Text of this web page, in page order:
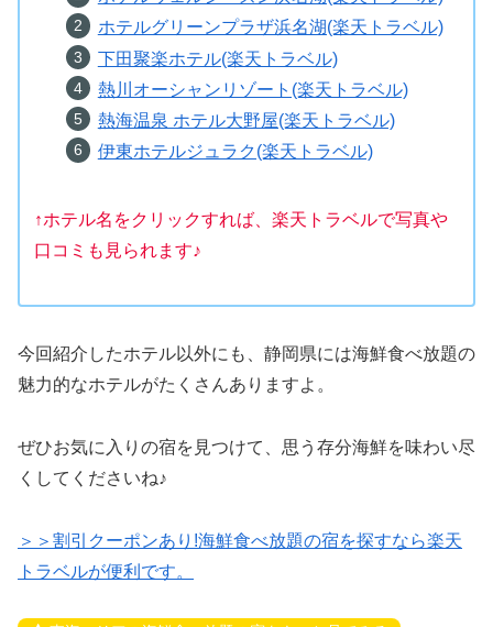
ホテルグリーンプラザ浜名湖(楽天トラベル)
下田聚楽ホテル(楽天トラベル)
熱川オーシャンリゾート(楽天トラベル)
熱海温泉 ホテル大野屋(楽天トラベル)
伊東ホテルジュラク(楽天トラベル)
↑ホテル名をクリックすれば、楽天トラベルで写真や
口コミも見られます♪
今回紹介したホテル以外にも、静岡県には海鮮食べ放題の
魅力的なホテルがたくさんありますよ。
ぜひお気に入りの宿を見つけて、思う存分海鮮を味わい尽
くしてくださいね♪
＞＞割引クーポンあり!海鮮食べ放題の宿を探すなら楽天
トラベルが便利です。